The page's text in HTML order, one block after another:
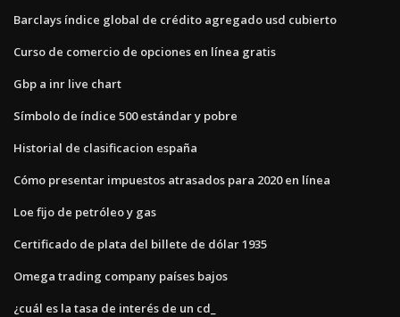
Barclays índice global de crédito agregado usd cubierto
Curso de comercio de opciones en línea gratis
Gbp a inr live chart
Símbolo de índice 500 estándar y pobre
Historial de clasificacion españa
Cómo presentar impuestos atrasados ​​para 2020 en línea
Loe fijo de petróleo y gas
Certificado de plata del billete de dólar 1935
Omega trading company países bajos
¿cuál es la tasa de interés de un cd_